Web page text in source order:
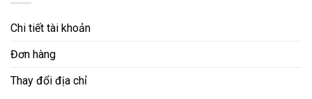
Chi tiết tài khoản
Đơn hàng
Thay đổi địa chỉ